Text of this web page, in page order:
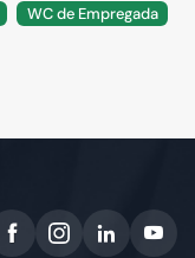
WC de Empregada